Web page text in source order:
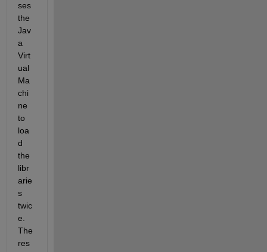
ses
the
Jav
a
Virt
ual
Ma
chi
ne
to
loa
d
the
libr
arie
s
twic
e.
The
res